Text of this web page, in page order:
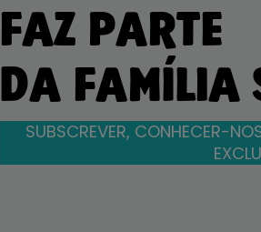
FAZ PARTE
DA FAMÍLIA
SUBSCREVER, CONHECER-